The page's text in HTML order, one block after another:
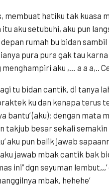
membuat hatiku tak kuasa
aku setubuhi, aku pun
rumah bu bidan
pura pura gak tau
aku ,… a a a,..
tu bidan cantik, di tanya
ku dan kenapa terus
bantu’ (aku): dengan mata
takjub besar sekali
aku pun balik jawab
jawab mbak cantik bak
ini’’ dgn seyuman
mbak, hehehe’